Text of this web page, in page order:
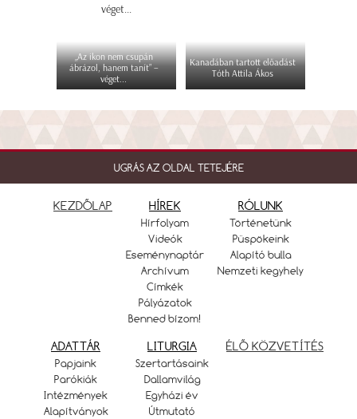
„Az ikon nem csupán
ábrázol, hanem tanít” –
véget...
Kanadában tartott előadást
Tóth Attila Ákos
UGRÁS AZ OLDAL TETEJÉRE
KEZDŐLAP HÍREK
Hírfolyam
Videók
Eseménynaptár
Archívum
Címkék
Pályázatok
Benned bízom!
RÓLUNK
Történetünk
Püspökeink
Alapító bulla
Nemzeti kegyhely
ADATTÁR
Papjaink
Parókiák
Intézmények
Alapítványok
LITURGIA
Szertartásaink
Dallamvilág
Egyházi év
Útmutató
ÉLŐ KÖZVETÍTÉS